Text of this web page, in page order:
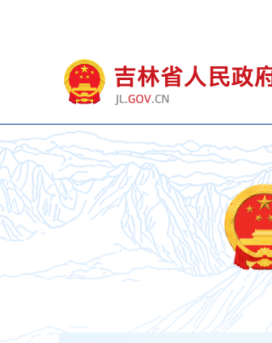
障
碍
说
明
页
面,
按
加